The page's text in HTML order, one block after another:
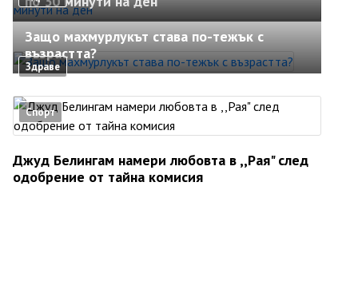
Здраве
Защо махмурлукът става по-тежък с
възрастта?
Спорт
Джуд Белингам намери любовта в ,,Рая" след
одобрение от тайна комисия